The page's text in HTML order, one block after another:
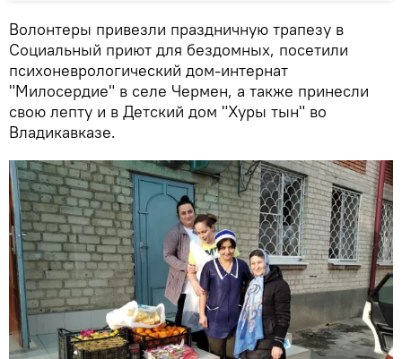
Волонтеры привезли праздничную трапезу в
Социальный приют для бездомных, посетили
психоневрологический дом-интернат
"Милосердие" в селе Чермен, а также принесли
свою лепту и в Детский дом "Хуры тын" во
Владикавказе.